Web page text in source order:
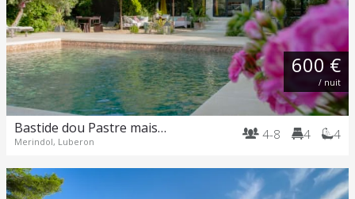
600 €
/ nuit
Bastide dou Pastre maison de famille avec magnifique vue
Merindol, Luberon 4-8 4 4